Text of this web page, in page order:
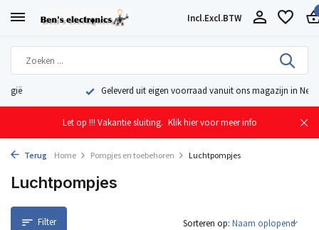
Incl.Excl.BTW
Geleverd uit eigen voorraad vanuit ons magazijn in Nederland
Let op !!! Vakantie sluiting. Klik hier voor meer info
Terug Home Pompjes en toebehoren Luchtpompjes
Luchtpompjes
Filter Sorteren op: